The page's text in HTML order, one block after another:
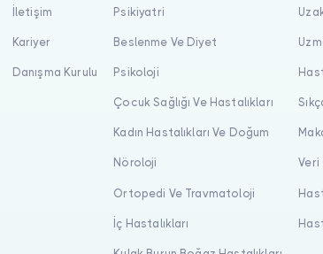
İletişim
Kariyer
Danışma Kurulu
Psikiyatri
Beslenme Ve Diyet
Psikoloji
Çocuk Sağlığı Ve Hastalıkları
Kadın Hastalıkları Ve Doğum
Nöroloji
Ortopedi Ve Travmatoloji
İç Hastalıkları
Veri